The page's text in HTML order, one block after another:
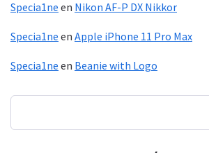
Specia1ne en Nikon AF-P DX Nikkor
Specia1ne en Apple iPhone 11 Pro Max
Specia1ne en Beanie with Logo